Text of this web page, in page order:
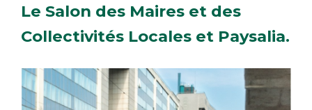
Le Salon des Maires et des
Collectivités Locales et Paysalia.